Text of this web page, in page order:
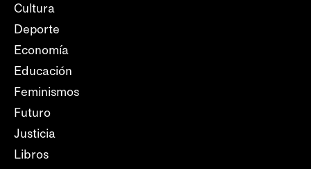
Cultura
Deporte
Economía
Educación
Feminismos
Futuro
Justicia
Libros